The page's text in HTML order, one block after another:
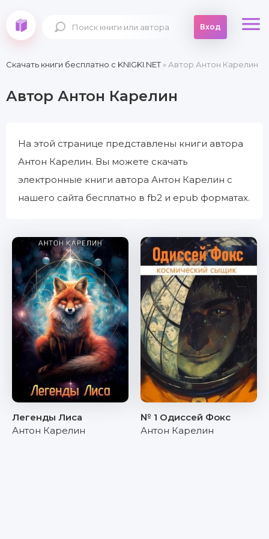
Вход
Скачать книги бесплатно c KNIGKI.NET» Автор Антон Карелин
Автор Антон Карелин
На этой странице представлены книги автора
Антон Карелин. Вы можете скачать
электронные книги автора Антон Карелин с
нашего сайта бесплатно в fb2 и epub форматах.
Легенды Лиса
Антон Карелин
№ 1 Одиссей Фокс
Антон Карелин